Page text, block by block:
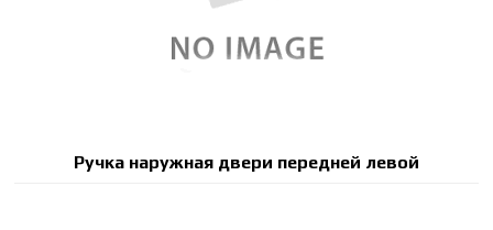
Ручка наружная двери передней левой